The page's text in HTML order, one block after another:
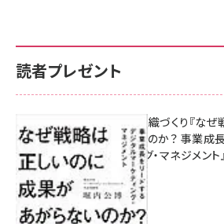
読者プレゼント
成果を生む組織づくり『な
があがらないのか？ 事業成
マーケティング・マネジメン
8月7日 10:00